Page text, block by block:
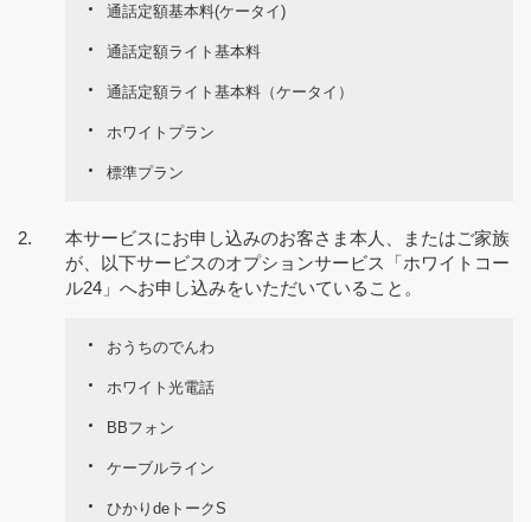
通話定額基本料(ケータイ)
通話定額ライト基本料
通話定額ライト基本料（ケータイ）
ホワイトプラン
標準プラン
本サービスにお申し込みのお客さま本人、またはご家族
が、以下サービスのオプションサービス「ホワイトコー
ル24」へお申し込みをいただいていること。
おうちのでんわ
ホワイト光電話
BBフォン
ケーブルライン
ひかりdeトークS